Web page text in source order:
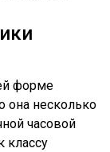
форме
она несколько
часовой
классу